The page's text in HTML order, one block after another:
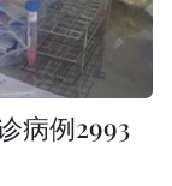
病例2993